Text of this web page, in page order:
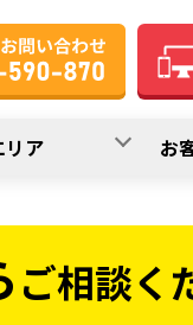
リア お
ご相談く